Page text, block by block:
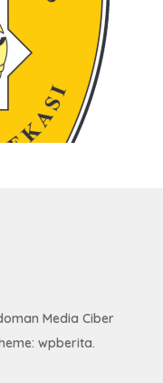
Media Ciber
wpberita.